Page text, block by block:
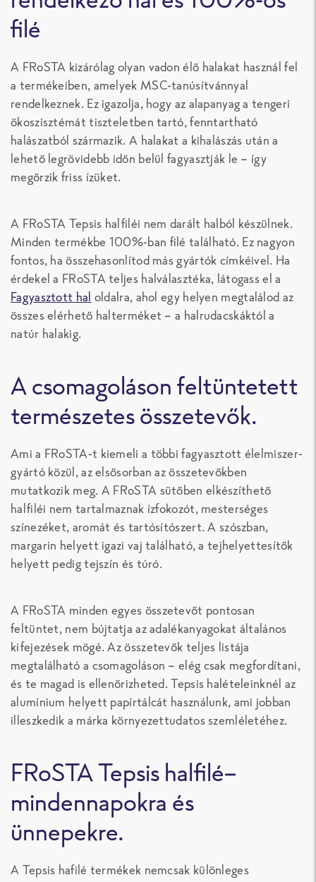
filé
A FRoSTA kizárólag olyan vadon élő halakat használ fel
a termékeiben, amelyek MSC-tanúsítvánnyal
rendelkeznek. Ez igazolja, hogy az alapanyag a tengeri
ökoszisztémát tiszteletben tartó, fenntartható
halászatból származik. A halakat a kihalászás után a
lehető legrövidebb időn belül fagyasztják le – így
megőrzik friss ízüket.
A FRoSTA Tepsis halfiléi nem darált halból készülnek.
Minden termékbe 100%-ban filé található. Ez nagyon
fontos, ha összehasonlítod más gyártók címkéivel. Ha
érdekel a FRoSTA teljes halválasztéka, látogass el a
Fagyasztott hal oldalra, ahol egy helyen megtalálod az
összes elérhető halterméket – a halrudacskáktól a
natúr halakig.
A csomagoláson feltüntetett
természetes összetevők.
Ami a FRoSTA-t kiemeli a többi fagyasztott élelmiszer-
gyártó közül, az elsősorban az összetevőkben
mutatkozik meg. A FRoSTA sütőben elkészíthető
halfiléi nem tartalmaznak ízfokozót, mesterséges
színezéket, aromát és tartósítószert. A szószban,
margarin helyett igazi vaj található, a tejhelyettesítők
helyett pedig tejszín és túró.
A FRoSTA minden egyes összetevőt pontosan
feltüntet, nem bújtatja az adalékanyagokat általános
kifejezések mögé. Az összetevők teljes listája
megtalálható a csomagoláson – elég csak megfordítani,
és te magad is ellenőrizheted. Tepsis halételeinknél az
alumínium helyett papírtálcát használunk, ami jobban
illeszkedik a márka környezettudatos szemléletéhez.
FRoSTA Tepsis halfilé–
mindennapokra és
ünnepekre.
A Tepsis hafilé termékek nemcsak különleges